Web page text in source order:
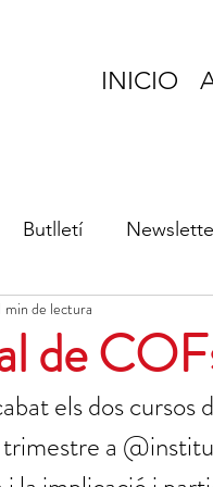
INICIO
Butlletí
de
min de lectura
els dos
a